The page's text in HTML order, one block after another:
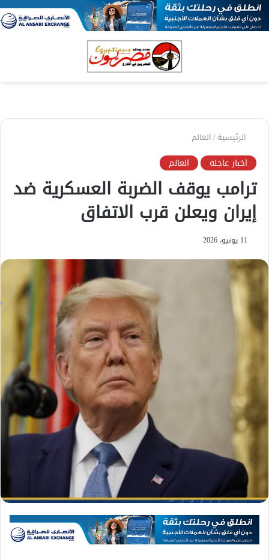
الرئيسية/العالم
اخبار عاجله العالم
ترامب يوقف الضربة العسكرية ضد
إيران ويعلن قرب الاتفاق
11 يونيو، 2026